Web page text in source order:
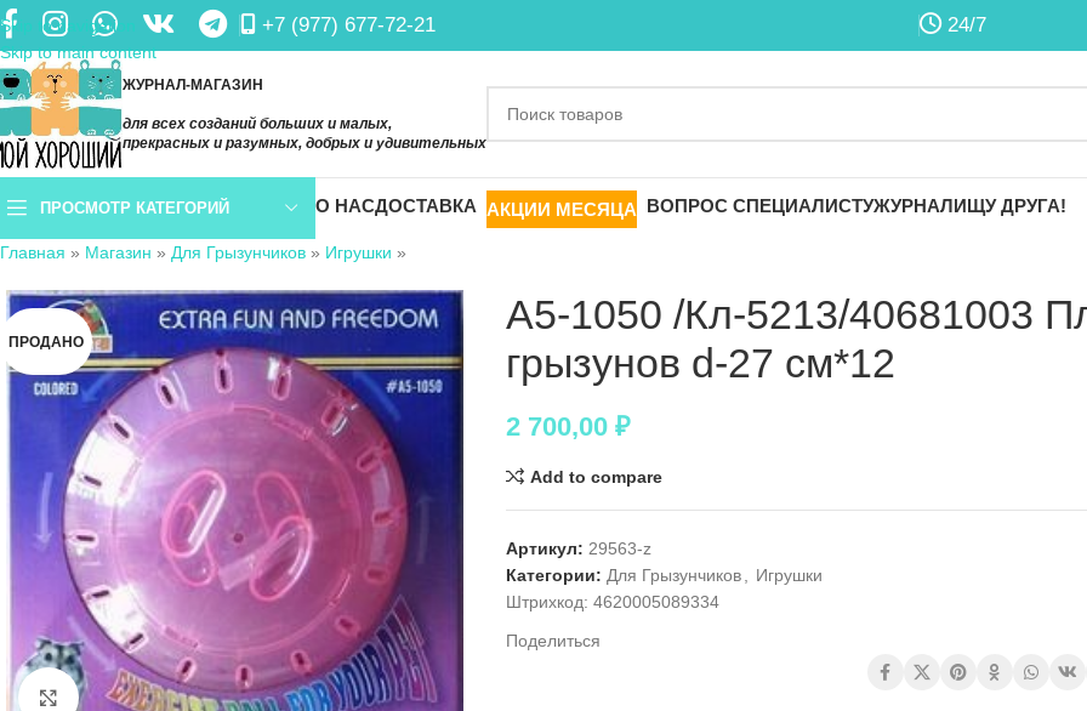
Skip to navigation
Skip to main content
+7 (977) 677-72-21 24/7
ЖУРНАЛ-МАГАЗИН
для всех созданий больших и малых,
прекрасных и разумных, добрых и удивительных
ПРОСМОТР КАТЕГОРИЙ О НАСДОСТАВКА АКЦИИ МЕСЯЦА ВОПРОС СПЕЦИАЛИСТУЖУРНАЛИЩУ ДРУГА!
Главная » Магазин » Для Грызунчиков » Игрушки »
ПРОДАНО
Нажмите, чтобы увеличить
A5-1050 /Кл-5213/40681003
грызунов d-27 см*12
2 700,00₽
Add to compare
Артикул: 29563-z
Категории: Для Грызунчиков
Игрушки
Штрихкод:4620005089334
Поделиться